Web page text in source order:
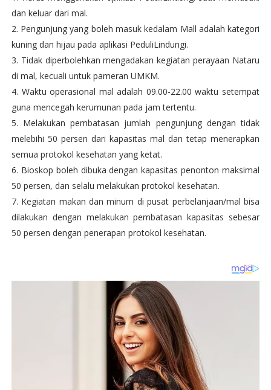
dan keluar dari mal.
2. Pengunjung yang boleh masuk kedalam Mall adalah kategori
kuning dan hijau pada aplikasi PeduliLindungi.
3. Tidak diperbolehkan mengadakan kegiatan perayaan Nataru
di mal, kecuali untuk pameran UMKM.
4. Waktu operasional mal adalah 09.00-22.00 waktu setempat
guna mencegah kerumunan pada jam tertentu.
5. Melakukan pembatasan jumlah pengunjung dengan tidak
melebihi 50 persen dari kapasitas mal dan tetap menerapkan
semua protokol kesehatan yang ketat.
6. Bioskop boleh dibuka dengan kapasitas penonton maksimal
50 persen, dan selalu melakukan protokol kesehatan.
7. Kegiatan makan dan minum di pusat perbelanjaan/mal bisa
dilakukan dengan melakukan pembatasan kapasitas sebesar
50 persen dengan penerapan protokol kesehatan.